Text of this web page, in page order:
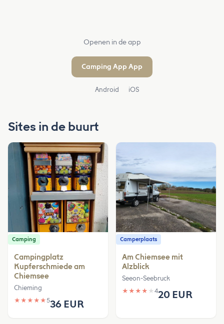
Openen in de app
Camping App App
Android iOS
Sites in de buurt
Camping
Campingplatz
Kupferschmiede am
Chiemsee
Chieming
★ ★ ★ ★ ★536 EUR
Camperplaats
Am Chiemsee mit
Alzblick
Seeon-Seebruck
★ ★ ★ ★ ★ 420 EUR